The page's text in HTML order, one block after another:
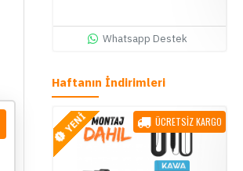
Whatsapp Destek
Haftanın İndirimleri
YENİ ÜCRETSİZ KARGO